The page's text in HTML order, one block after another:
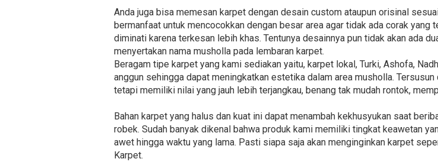
Anda juga bisa memesan karpet dengan desain custom ataupun orisinal
bermanfaat untuk mencocokkan dengan besar area agar tidak ada corak
diminati karena terkesan lebih khas. Tentunya desainnya pun tidak akan ada
menyertakan nama musholla pada lembaran karpet.
Beragam tipe karpet yang kami sediakan yaitu, karpet lokal, Turki, Ashofa,
anggun sehingga dapat meningkatkan estetika dalam area musholla.
tetapi memiliki nilai yang jauh lebih terjangkau, benang tak mudah rontok,
Bahan karpet yang halus dan kuat ini dapat menambah kekhusyukan saat
robek. Sudah banyak dikenal bahwa produk kami memiliki tingkat keawetan
awet hingga waktu yang lama. Pasti siapa saja akan menginginkan karpet
Karpet.